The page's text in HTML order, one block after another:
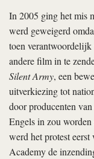
In 2005 ging het mis
werd geweigerd
toen verantwoordelijk
andere film in te
Silent Army, een
uitverkiezing tot
door producenten
Engels in zou
werd het protest
Academy de